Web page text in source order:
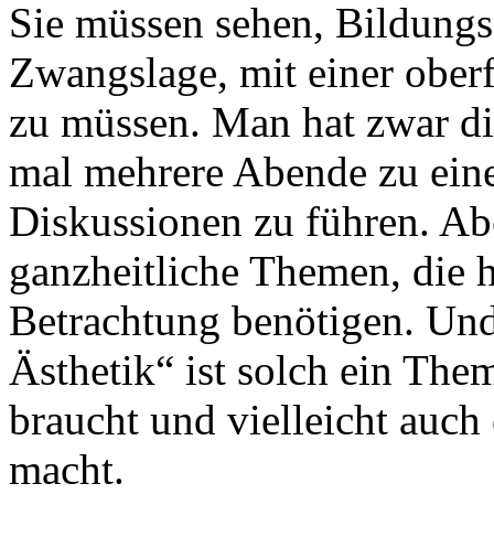
Sie müssen sehen,
Zwangslage, mit einer
zu müssen. Man hat zwar
mal mehrere Abende zu
Diskussionen zu führen.
ganzheitliche Themen, die
Betrachtung benötigen.
Ästhetik“ ist solch ein
braucht und vielleicht auch
macht.